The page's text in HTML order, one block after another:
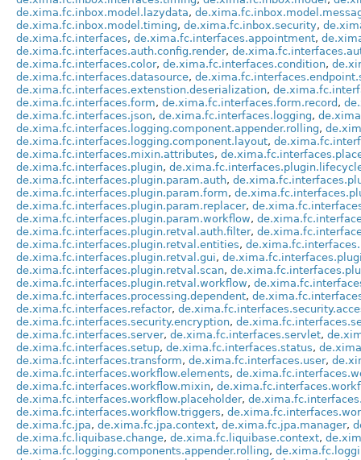
de.xima.fc.inbox.model.lazydata,
de.xima.fc.inbox.model.timing, de.xima.fc.inbox.security,
de.xima.fc.interfaces, de.xima.fc.interfaces.appointment,
de.xima.fc.interfaces.auth.config.render,
de.xima.fc.interfaces.color, de.xima.fc.interfaces.condition,
de.xima.fc.interfaces.datasource,
de.xima.fc.interfaces.extenstion.deserialization,
de.xima.fc.interfaces.form, de.xima.fc.interfaces.form.record ,
de.xima.fc.interfaces.json, de.xima.fc.interfaces.logging,
de.xima.fc.interfaces.logging.component.appender.rolling,
de.xima.fc.interfaces.logging.component.layout,
de.xima.fc.interfaces.mixin.attributes,
de.xima.fc.interfaces.plugin,
de.xima.fc.interfaces.plugin.param.auth,
de.xima.fc.interfaces.plugin.param.form,
de.xima.fc.interfaces.plugin.param.replacer,
de.xima.fc.interfaces.plugin.param.workflow,
de.xima.fc.interfaces.plugin.retval.auth.filter,
de.xima.fc.interfaces.plugin.retval.entities,
de.xima.fc.interfaces.plugin.retval.gui,
de.xima.fc.interfaces.plugin.retval.scan,
de.xima.fc.interfaces.plugin.retval.workflow,
de.xima.fc.interfaces.processing.dependent,
de.xima.fc.interfaces.refactor,
de.xima.fc.interfaces.security.encryption,
de.xima.fc.interfaces.server, de.xima.fc.interfaces.servlet,
de.xima.fc.interfaces.setup, de.xima.fc.interfaces.status,
de.xima.fc.interfaces.transform, de.xima.fc.interfaces.user,
de.xima.fc.interfaces.workflow.elements,
de.xima.fc.interfaces.workflow.mixin,
de.xima.fc.interfaces.workflow.placeholder,
de.xima.fc.interfaces.workflow.triggers,
de.xima.fc.jpa, de.xima.fc.jpa.context, de.xima.fc.jpa.manager,
de.xima.fc.liquibase.change, de.xima.fc.liquibase.context,
de.xima.fc.logging.components.appender.rolling,